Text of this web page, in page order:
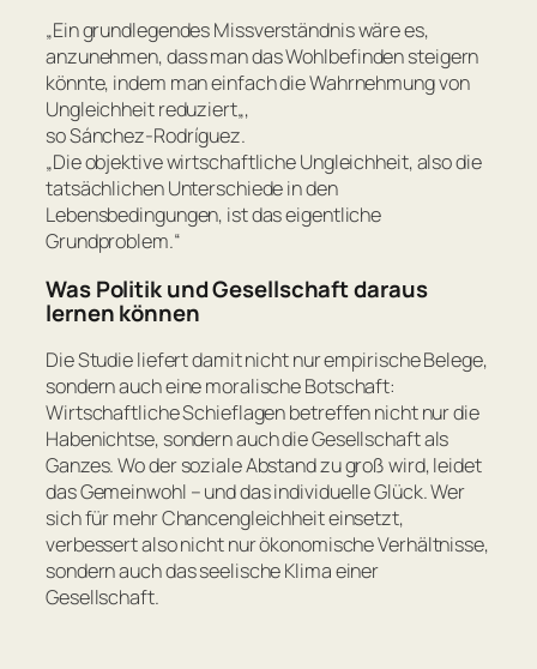
„Ein grundlegendes Missverständnis wäre es,
anzunehmen, dass man das Wohlbefinden steigern
könnte, indem man einfach die Wahrnehmung von
Ungleichheit reduziert„,
so Sánchez-Rodríguez.
„Die objektive wirtschaftliche Ungleichheit, also die
tatsächlichen Unterschiede in den
Lebensbedingungen, ist das eigentliche
Grundproblem.“
Was Politik und Gesellschaft daraus
lernen können
Die Studie liefert damit nicht nur empirische Belege,
sondern auch eine moralische Botschaft:
Wirtschaftliche Schieflagen betreffen nicht nur die
Habenichtse, sondern auch die Gesellschaft als
Ganzes. Wo der soziale Abstand zu groß wird, leidet
das Gemeinwohl – und das individuelle Glück. Wer
sich für mehr Chancengleichheit einsetzt,
verbessert also nicht nur ökonomische Verhältnisse,
sondern auch das seelische Klima einer
Gesellschaft.